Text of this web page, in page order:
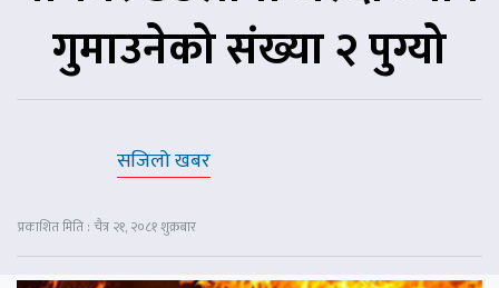
गुमाउनेको संख्या २ पुग्यो
सजिलो खबर
प्रकाशित मिति : चैत्र २१, २०८१ शुक्रबार